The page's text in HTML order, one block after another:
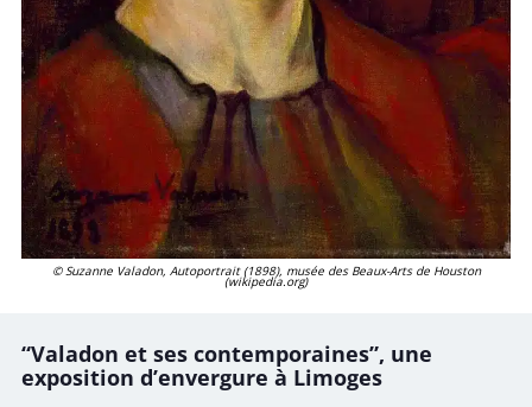
“Valadon et ses contemporaines”, une
exposition d’envergure à Limoges
© Suzanne Valadon, Autoportrait (1898), musée des Beaux-Arts de Houston
(wikipedia.org)